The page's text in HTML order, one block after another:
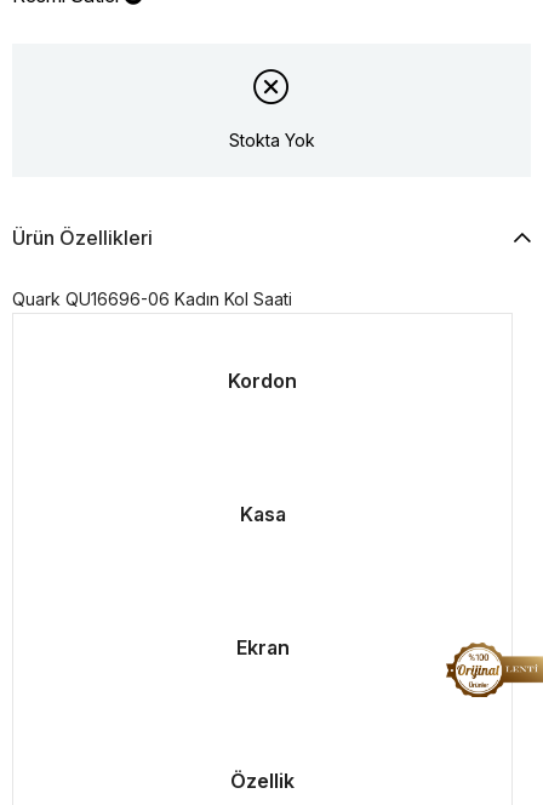
Stokta Yok
Ürün Özellikleri
Quark QU16696-06 Kadın Kol Saati
Kordon
Kasa
Ekran
Özellik